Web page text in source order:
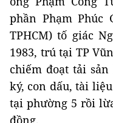
phần Phạm Phúc
TPHCM) tố giác
1983, trú tại TP
chiếm đoạt tải
ký, con dấu, tài
tại phường 5 rồi
đồng.